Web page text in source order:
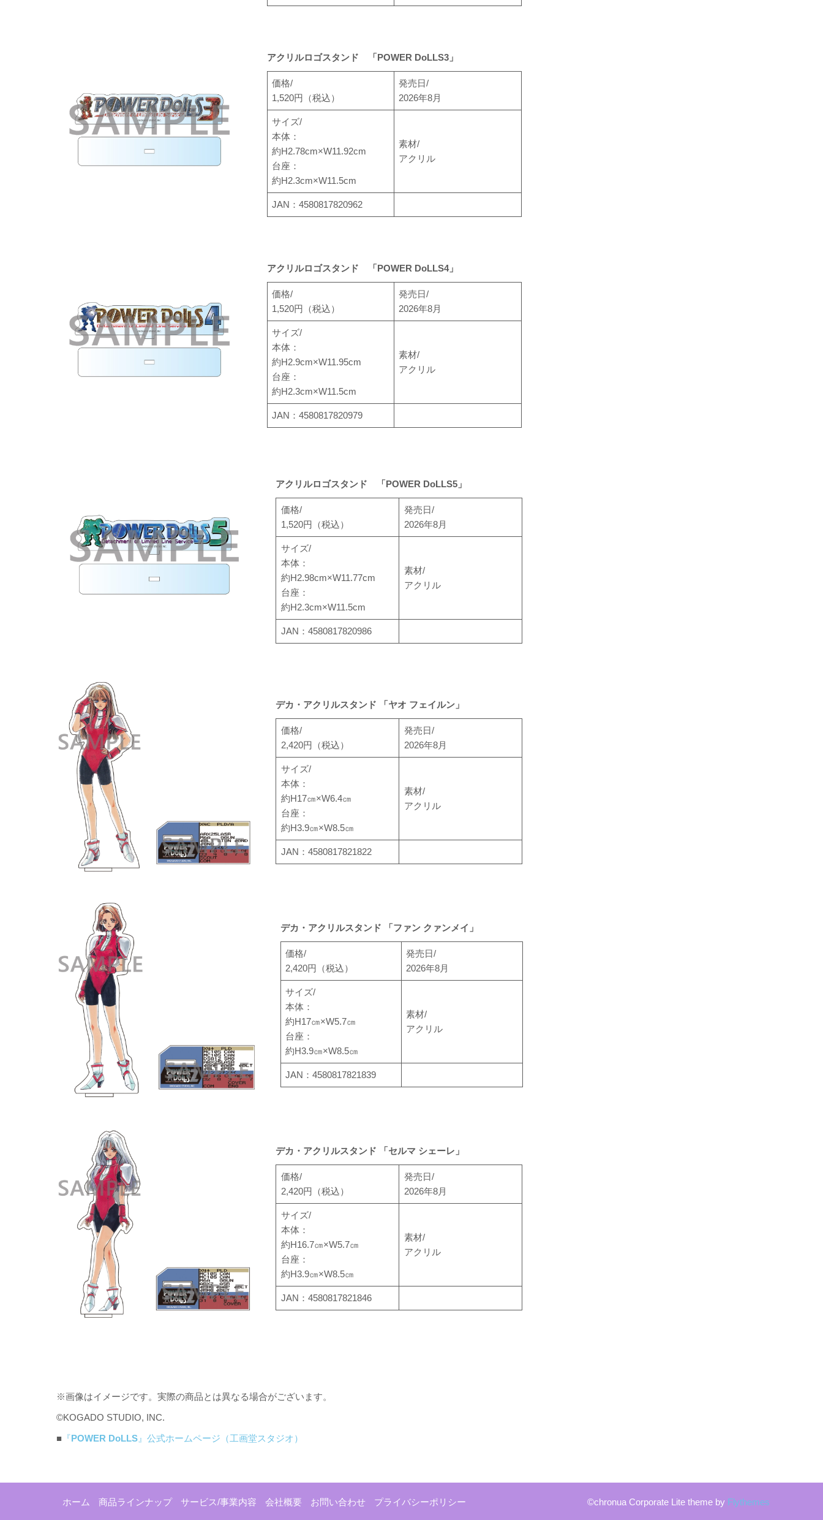
アクリルロゴスタンド 「POWER DoLLS3」
価格/
1,520円（税込）
発売日/
2026年8月
サイズ/
本体：
約H2.78cm×W11.92cm
台座：
約H2.3cm×W11.5cm
素材/
アクリル
JAN：4580817820962
アクリルロゴスタンド 「POWER DoLLS4」
価格/
1,520円（税込）
発売日/
2026年8月
サイズ/
本体：
約H2.9cm×W11.95cm
台座：
約H2.3cm×W11.5cm
素材/
アクリル
JAN：4580817820979
アクリルロゴスタンド 「POWER DoLLS5」
価格/
1,520円（税込）
発売日/
2026年8月
サイズ/
本体：
約H2.98cm×W11.77cm
台座：
約H2.3cm×W11.5cm
素材/
アクリル
JAN：4580817820986
デカ・アクリルスタンド 「ヤオ フェイルン」
価格/
2,420円（税込）
発売日/
2026年8月
サイズ/
本体：
約H17㎝×W6.4㎝
台座：
約H3.9㎝×W8.5㎝
素材/
アクリル
JAN：4580817821822
デカ・アクリルスタンド 「ファン クァンメイ」
価格/
2,420円（税込）
発売日/
2026年8月
サイズ/
本体：
約H17㎝×W5.7㎝
台座：
約H3.9㎝×W8.5㎝
素材/
アクリル
JAN：4580817821839
デカ・アクリルスタンド 「セルマ シェーレ」
価格/
2,420円（税込）
発売日/
2026年8月
サイズ/
本体：
約H16.7㎝×W5.7㎝
台座：
約H3.9㎝×W8.5㎝
素材/
アクリル
JAN：4580817821846
※画像はイメージです。実際の商品とは異なる場合がございます。
©KOGADO STUDIO, INC.
■ 『POWER DoLLS 』公式ホームページ（工画堂スタジオ）
ホーム 商品ラインナップ サービス/事業内容 会社概要 お問い合わせ プライバシーポリシー ©chronua Corporate Lite theme by Flythemes